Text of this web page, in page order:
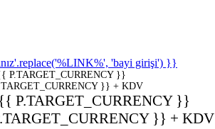
'bayi girişi') }}
P.TARGET_CURRENCY }}
}} + KDV
{{ P.TARGET_CURRENCY }}
}} + KDV